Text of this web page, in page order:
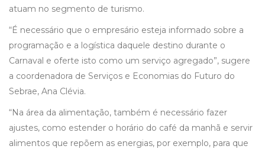
atuam no segmento de turismo.
“É necessário que o empresário esteja informado sobre a
programação e a logística daquele destino durante o
Carnaval e oferte isto como um serviço agregado”, sugere
a coordenadora de Serviços e Economias do Futuro do
Sebrae, Ana Clévia.
“Na área da alimentação, também é necessário fazer
ajustes, como estender o horário do café da manhã e servir
alimentos que repõem as energias, por exemplo, para que